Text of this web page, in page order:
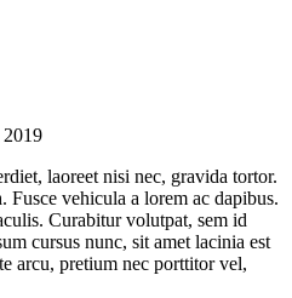
laoreet nisi nec, gravida tortor.
Fusce vehicula a lorem ac dapibus.
Curabitur volutpat, sem id
cursus nunc, sit amet lacinia est
arcu, pretium nec porttitor vel,